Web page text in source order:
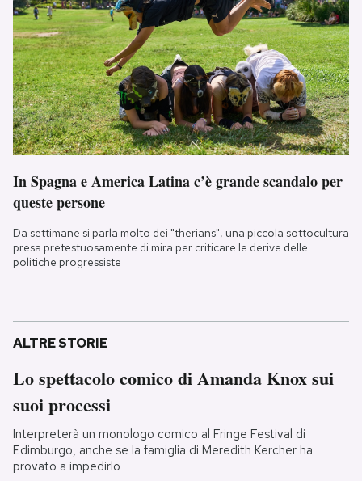
In Spagna e America Latina c’è grande scandalo per
queste persone
Da settimane si parla molto dei "therians", una piccola sottocultura
presa pretestuosamente di mira per criticare le derive delle
politiche progressiste
ALTRE STORIE
Lo spettacolo comico di Amanda Knox sui
suoi processi
Interpreterà un monologo comico al Fringe Festival di
Edimburgo, anche se la famiglia di Meredith Kercher ha
provato a impedirlo